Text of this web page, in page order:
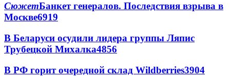
СюжетБанкет генералов. Последствия взрыва в
Москве6919
В Беларуси осудили лидера группы Ляпис
Трубецкой Михалка4856
В РФ горит очередной склад Wildberries3904